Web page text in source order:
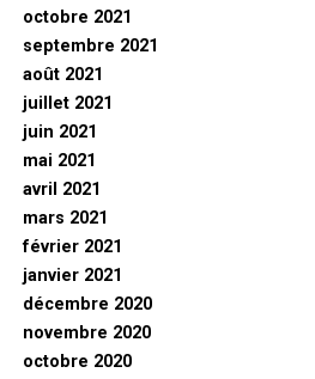
octobre 2021
septembre 2021
août 2021
juillet 2021
juin 2021
mai 2021
avril 2021
mars 2021
février 2021
janvier 2021
décembre 2020
novembre 2020
octobre 2020